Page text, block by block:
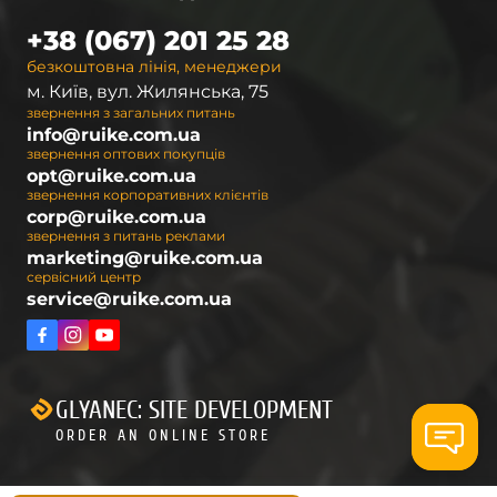
застосування як у повсякденному житті, так і
під час активного відпочинку.
Ножі Ruike ідеально підходять для
повсякденного носіння. Вони не тільки надійні,
але й мають яскравий дизайн, який
підкреслить стиль та смак їхнього власника.
Моделі з фіксованим мечем стануть
оптимальним вибором для любителів походів
та полювання. Вони відрізняються простою та
надійною конструкцією, масивним гострим
клинком та зручною рукояттю.
Ніж Ruike допоможе вам вирішити широкий
інструментів. Ці моделі мають компактні
розміри та легку вагу, що дозволяє носити їх із
безкоштовна лінія, менеджери
+38 (067) 201 25 28
м. Київ, вул. Жилянська, 75
звернення з загальних питань
info@ruike.com.ua
звернення оптових покупців
opt@ruike.com.ua
звернення корпоративних клієнтів
corp@ruike.com.ua
звернення з питань реклами
marketing@ruike.com.ua
сервісний центр
service@ruike.com.ua
GLYANEC: SITE DEVELOPMENT
ORDER AN ONLINE STORE